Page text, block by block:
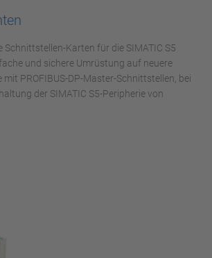
Schnittstellen-Karten für die SIMATIC S5
und sichere Umrüstung auf neuere
PROFIBUS-DP-Master-Schnittstellen, bei
der SIMATIC S5-Peripherie von